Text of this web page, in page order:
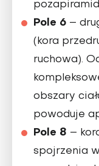
Pole 6 –
(kora
ruchowa).
obszary
powoduje
Pole 8 –
spojrzenia